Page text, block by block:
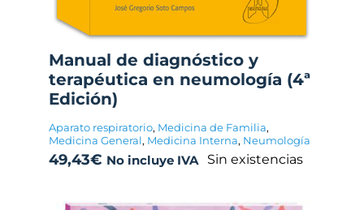
Manual de diagnóstico y
terapéutica en neumología (4ª
Edición)
Aparato respiratorio, Medicina de Familia,
Medicina General, Medicina Interna, Neumología
49,43€ No incluye IVA Sin existencias